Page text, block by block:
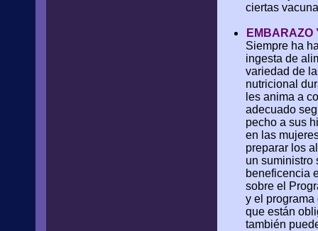
ciertas
EMBARAZO
Siempre ha
ingesta de
variedad de
nutricional
les anima a
adecuado
pecho a sus
en las
preparar los
un suministro
beneficencia
sobre el
y el programa
que están
también